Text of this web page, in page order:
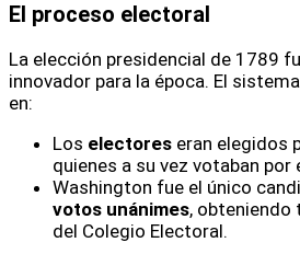
El proceso electoral
La elección presidencial de 1789
innovador para la época. El
en:
Los electores eran elegidos
quienes a su vez votaban por
Washington fue el único
votos unánimes,
del Colegio Electoral.